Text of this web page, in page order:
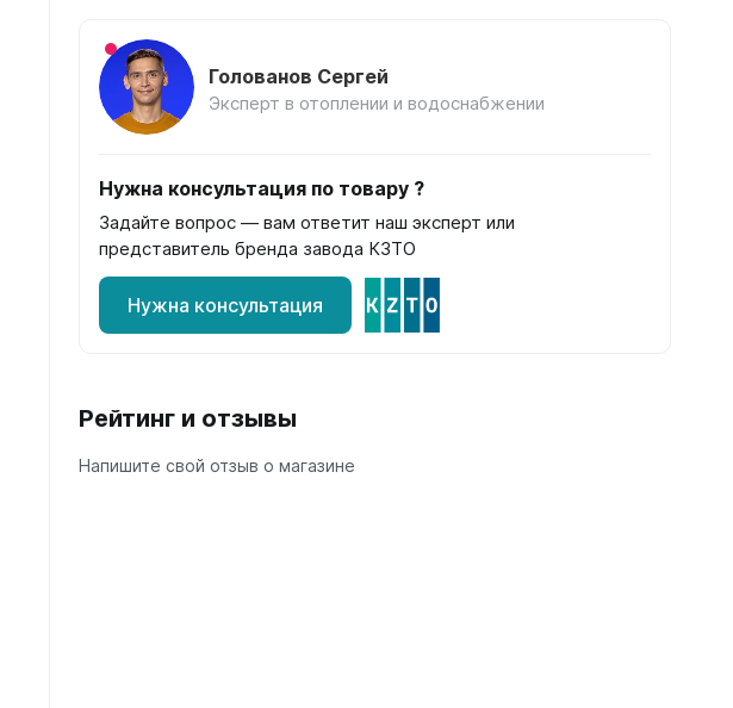
Голованов Сергей
Эксперт в отоплении и водоснабжении
Нужна консультация по товару ?
Задайте вопрос — вам ответит наш эксперт или
представитель бренда завода КЗТО
Нужна консультация
Рейтинг и отзывы
Напишите свой отзыв о магазине